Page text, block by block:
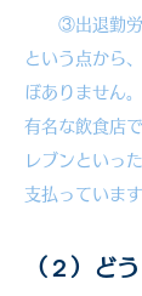
③出退勤労
という点から
ぼありません。
有名な飲食店
レブンといっ
支払っています
（２）ど